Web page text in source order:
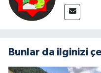
Bunlar da ilginizi